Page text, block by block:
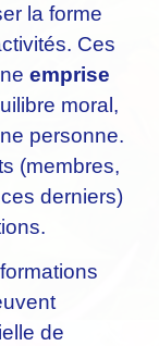
la forme
Ces
emprise
moral,
personne.
(membres,
derniers)
de